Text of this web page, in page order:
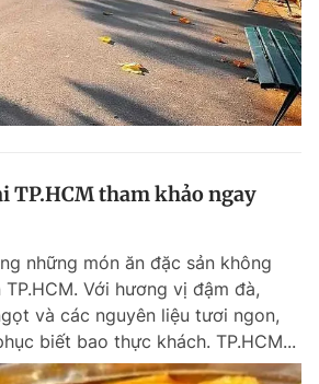
TP.HCM tham khảo ngay
những món ăn đặc sản không
Với hương vị đậm đà,
và các nguyên liệu tươi ngon,
biết bao thực khách. TP.HCM...